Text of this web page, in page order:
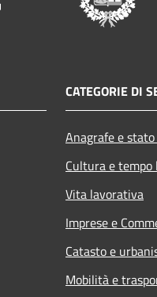
CATEGORIE DI
Anagrafe e
Cultura e tempo
Vita lavorativa
Imprese e
Catasto e
Mobilità e